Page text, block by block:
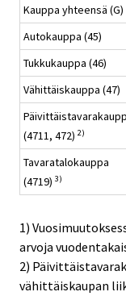
Kauppa yhteensä (G)
Autokauppa (45)
Tukkukauppa (46)
Vähittäiskauppa (47)
(4711, 472) 2)
Tavaratalokauppa
(4719) 3)
1)
arvoja
2)
vähittäiskaupan